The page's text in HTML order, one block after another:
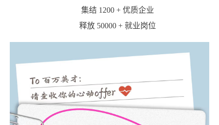
集结 1200 + 优质企业
释放 50000 + 就业岗位